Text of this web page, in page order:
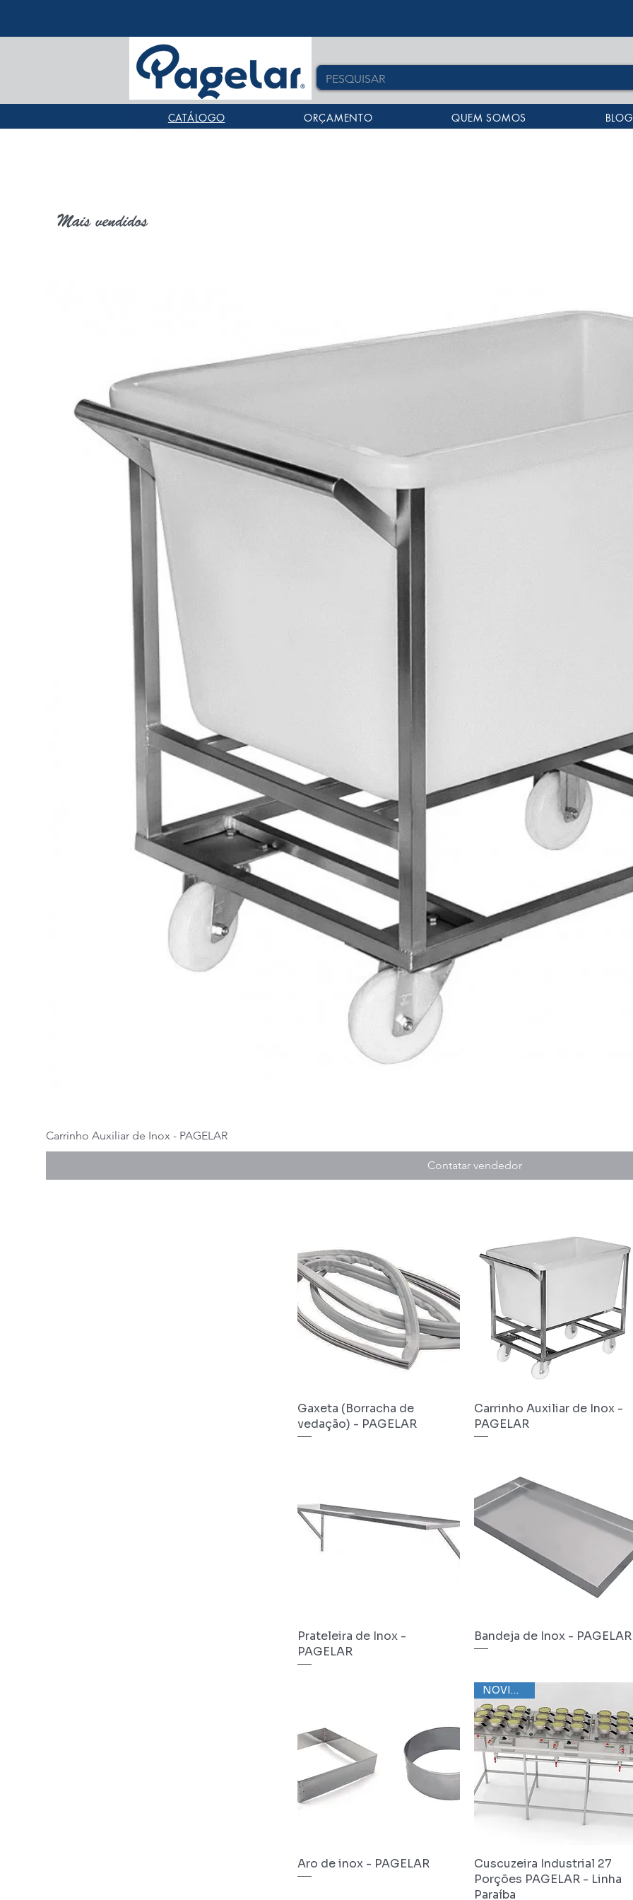
CATÁLOGO ORÇAMENTO QUEM SOMOS BLOG
Mais vendidos
Carrinho Auxiliar de Inox - PAGELAR
Contatar vendedor
Visualização rápida
Gaxeta (Borracha de
vedação) - PAGELAR
Visualização rápida
Carrinho Auxiliar de Inox -
PAGELAR
Visualização rápida
Prateleira de Inox -
PAGELAR
Visualização rápida
Bandeja de Inox - PAGELAR
Visualização rápida
Aro de inox - PAGELAR Visualização rápida
NOVIDADE
Cuscuzeira Industrial 27
Porções PAGELAR - Linha
Paraíba